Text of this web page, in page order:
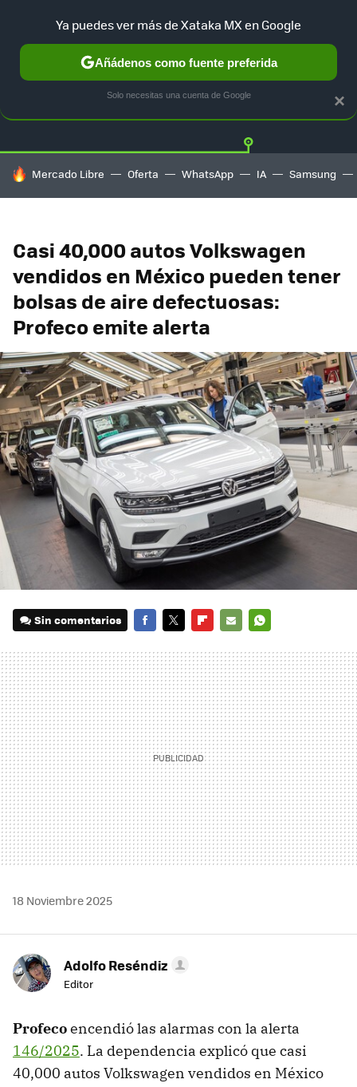
TESLA UBER AUTO ELECTRICO Twitter
HOY SE HABLA DE
Mercado Libre Oferta WhatsApp IA Samsung
Casi 40,000 autos Volkswagen
vendidos en México pueden tener
bolsas de aire defectuosas:
Profeco emite alerta
Sin comentarios
MAIL
18 Noviembre 2025
Adolfo Reséndiz
Editor
Profecoencendió las alarmas con la alerta
146/2025. La dependencia explicó que casi
40,000 autos Volkswagen vendidos en México
×
Ya puedes ver más de Xataka MX en Google
Añádenos como fuente preferida
Solo necesitas una cuenta de Google